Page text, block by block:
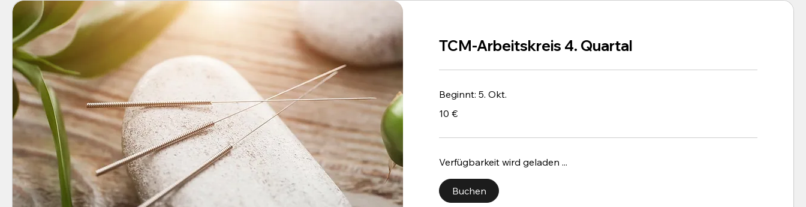
TCM-Arbeitskreis 4. Quartal
Beginnt: 5. Okt.
Euro
10 €
Verfügbarkeit wird geladen ...
Buchen